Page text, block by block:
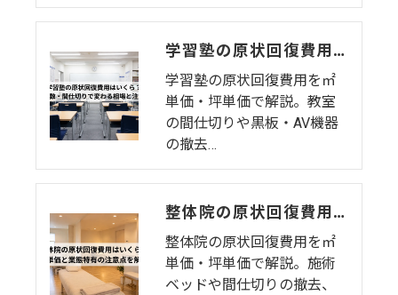
学習塾の原状回復費用はいくら？教室数・間仕切りで変わる相場と注意点
学習塾の原状回復費用を㎡
単価・坪単価で解説。教室
の間仕切りや黒板・AV機器
の撤去…
整体院の原状回復費用はいくら？坪単価・㎡単価と業態特有の注意点を解説
整体院の原状回復費用を㎡
単価・坪単価で解説。施術
ベッドや間仕切りの撤去、